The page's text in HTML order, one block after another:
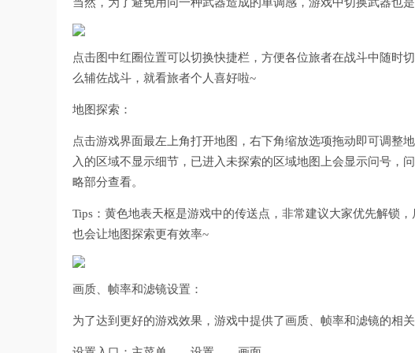
点击图中红圈位置可以切换快捷栏，方便各位旅者在战斗中随时
么辅佐战斗，就看旅者个人喜好啦~
地图探索：
点击游戏界面最左上角打开地图，右下角缩放选项拖动即可调整
入的区域不显示细节，已进入未探索的区域地图上会显示问号，
略部分查看。
Tips：黄色地表天枢是游戏中的传送点，非常建议大家优先解锁
也会让地图探索更有效率~
画质、帧率和滤镜设置：
为了达到更好的游戏效果，游戏中提供了画质、帧率和滤镜的相关